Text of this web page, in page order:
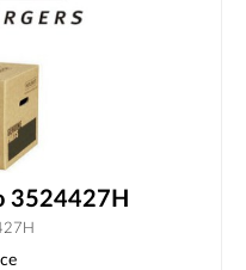
3524427H